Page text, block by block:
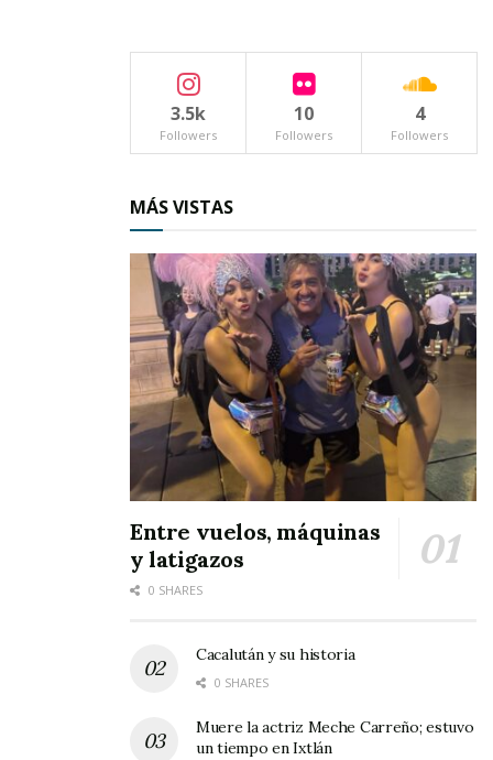
3.5k
Followers
10
Followers
4
Followers
MÁS VISTAS
Entre vuelos, máquinas
y latigazos
0 SHARES
Cacalután y su historia
0 SHARES
Muere la actriz Meche Carreño; estuvo
un tiempo en Ixtlán